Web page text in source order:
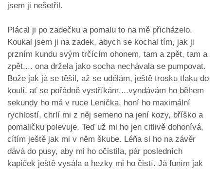
jsem ji nešetřil.
Plácal ji po zadečku a pomalu to na mě přicházelo.
Koukal jsem ji na zadek, abych se kochal tím, jak ji
przním kundu svým trčícím ohonem, tam a zpět, tam a
zpět.... ona držela jako socha nechávala se pumpovat.
Bože jak já se těšil, až se udělám, ještě trosku tlaku do
koulí, ať se pořádně vystříkám....vyndávám ho během
sekundy ho má v ruce Lenička, honí ho maximální
rychlostí, chrlí mi z něj semeno na jení kozy, bříško a
pomaličku polevuje. Teď už mi ho jen citlivě dohonívá,
cítím ještě jak mi v něm škube. Léňa si ho na závěr
dává do pusy, aby mi ho očistila, pár posledních
kapiček ještě vysála a hezky mi ho čistí. Já funím jak